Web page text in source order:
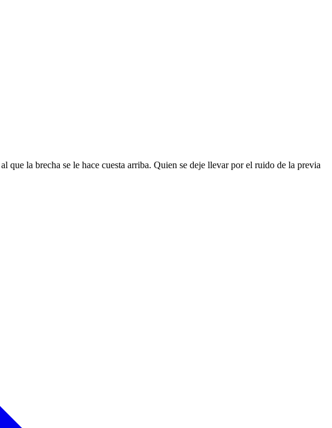
la brecha se le hace cuesta arriba. Quien se deje llevar por el ruido de la previa